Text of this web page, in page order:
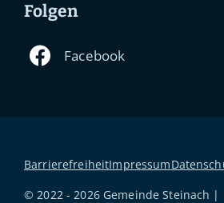
Folgen
BarrierefreiheitImpressum
© 2022 - 2026 Gemeinde Steinach |